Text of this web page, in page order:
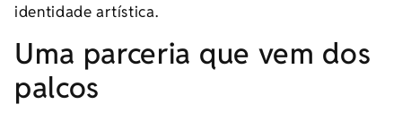
identidade artística.
Uma parceria que vem dos
palcos